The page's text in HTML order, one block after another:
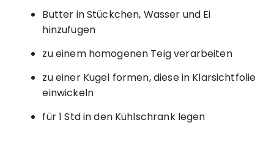
Butter in Stückchen, Wasser und Ei
hinzufügen
zu einem homogenen Teig verarbeiten
zu einer Kugel formen, diese in Klarsichtfolie
einwickeln
für 1 Std in den Kühlschrank legen